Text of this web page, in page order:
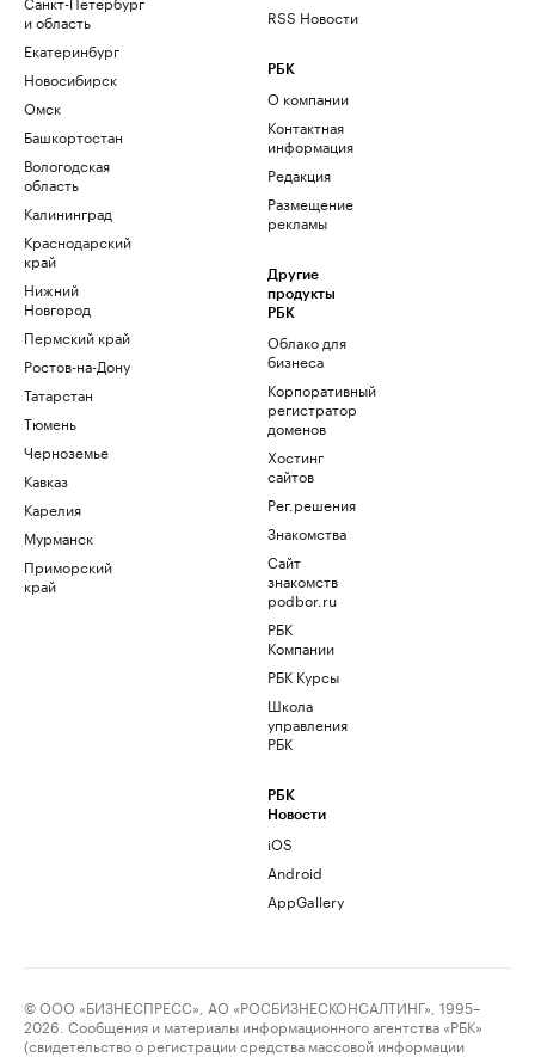
и область
Екатеринбург
Новосибирск
Омск
Башкортостан
Вологодская
область
Калининград
Краснодарский
край
Нижний
Новгород
Пермский край
Ростов-на-Дону
Татарстан
Тюмень
Черноземье
Кавказ
Карелия
Мурманск
Приморский
край
RSS Новости
РБК
О компании
Контактная
информация
Редакция
Размещение
рекламы
Другие
продукты
РБК
Облако для
бизнеса
Корпоративный
регистратор
доменов
Хостинг
сайтов
Рег.решения
Знакомства
Сайт
знакомств
podbor.ru
РБК
Компании
РБК Курсы
Школа
управления
РБК
РБК
Новости
iOS
Android
AppGallery
© ООО «БИЗНЕСПРЕСС», АО «РОСБИЗНЕСКОНСАЛТИНГ», 1995–
2026. Сообщения и материалы информационного агентства «РБК»
(свидетельство о регистрации средства массовой информации